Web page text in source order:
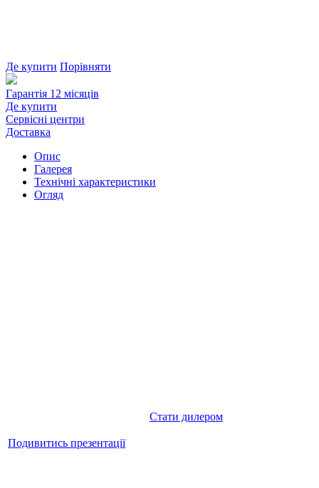
Де купити Порівняти
Гарантія 12 місяців
Де купити
Сервісні центри
Доставка
Опис
Галерея
Технічні характеристики
Огляд
Подивитись презентації
Стати дилером